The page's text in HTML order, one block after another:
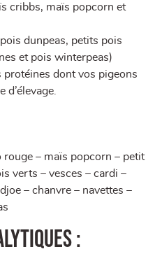
cribbs, maïs popcorn et
dunpeas, petits pois
et pois winterpeas)
protéines dont vos pigeons
d’élevage.
rouge – maïs popcorn – petit
verts – vesces – cardi –
– chanvre – navettes –
: